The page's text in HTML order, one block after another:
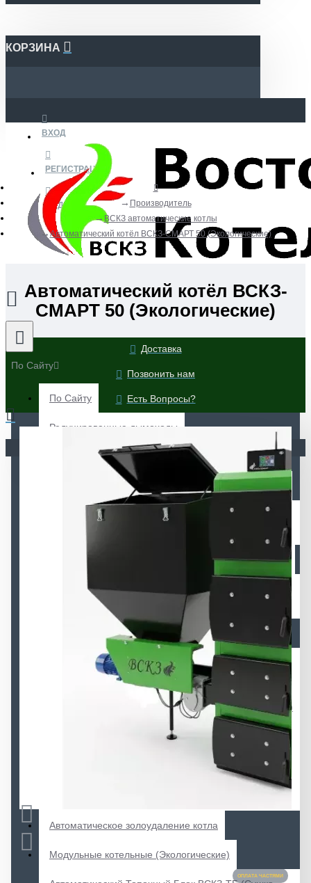
КОРЗИНА
ВХОД
РЕГИСТРАЦИЯ
ВИДЕО
По Сайту
По Сайту
Редуцированные дымоходы
Автоматические котлы ВСКЗ-ЭКО (Экологические)
Автоматические котлы ВСКЗ-ЛАЙТ (Экологические)
Автоматические котлы ВСКЗ-ЭКО Плюс
Автоматические котлы ВСКЗ-ЛЮКС (Экологические)
Автоматические котлы ВСКЗ-КОМПАКТ
(экологические)
Автоматические котлы ВСКЗ-ДУО (Экологические)
Автоматические котлы ВСКЗ-ПРОМ (Экологические,
поршневая подача)
Автоматические котлы ВСКЗ-СМАРТ (Экологические)
Полуавтоматические котлы длительного горения
Полуавтоматические котлы длительного горения
Автоматическое золоудаление котла
Модульные котельные (Экологические)
Ваша корзина пуста!
Производитель
ВСКЗ автоматические котлы
Автоматический котёл ВСКЗ-СМАРТ 50 (Экологические)
Автоматический котёл ВСКЗ-
СМАРТ 50 (Экологические)
Доставка
Позвонить нам
Есть Вопросы?
ОПЛАТА ЧАСТЯМИ